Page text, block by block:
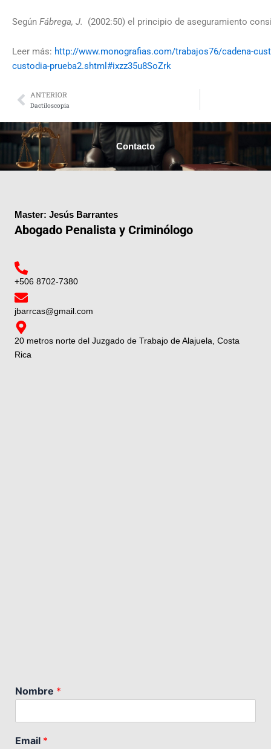
Según Fábrega, J. (2002:50) el principio de aseguramiento
Leer más: http://www.monografias.com/trabajos76/cadena-
custodia-prueba2.shtml#ixzz35u8SoZrk
Prev
ANTERIOR
Dactiloscopia
Contacto
Master: Jesús Barrantes
Abogado Penalista y Criminólogo
+506 8702-7380
jbarrcas@gmail.com
20 metros norte del Juzgado de Trabajo de Alajuela, Costa
Rica
Nombre *
Email *